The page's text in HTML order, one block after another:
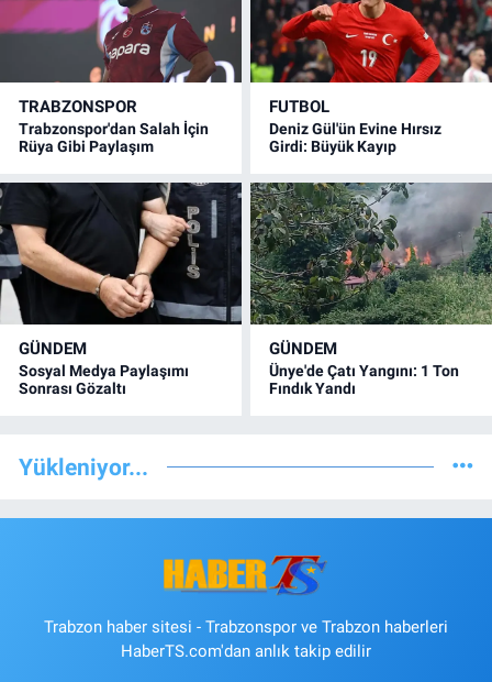
TRABZONSPOR
Trabzonspor'dan Salah İçin
Rüya Gibi Paylaşım
FUTBOL
Deniz Gül'ün Evine Hırsız
Girdi: Büyük Kayıp
GÜNDEM
Sosyal Medya Paylaşımı
Sonrası Gözaltı
GÜNDEM
Ünye'de Çatı Yangını: 1 Ton
Fındık Yandı
Yükleniyor...
Trabzon haber sitesi - Trabzonspor ve Trabzon haberleri
HaberTS.com'dan anlık takip edilir